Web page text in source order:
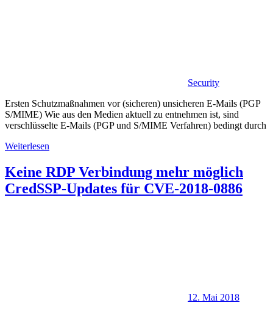
Security
Ersten Schutzmaßnahmen vor (sicheren) unsicheren E-Mails (PGP
S/MIME) Wie aus den Medien aktuell zu entnehmen ist, sind
verschlüsselte E-Mails (PGP und S/MIME Verfahren) bedingt durch
Weiterlesen
Keine RDP Verbindung mehr möglich
CredSSP-Updates für CVE-2018-0886
12. Mai 2018